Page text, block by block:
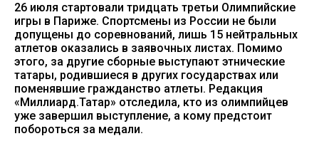
26 июля стартовали тридцать третьи Олимпийские
игры в Париже. Спортсмены из России не были
допущены до соревнований, лишь 15 нейтральных
атлетов оказались в заявочных листах. Помимо
этого, за другие сборные выступают этнические
татары, родившиеся в других государствах или
поменявшие гражданство атлеты. Редакция
«Миллиард.Татар» отследила, кто из олимпийцев
уже завершил выступление, а кому предстоит
побороться за медали.